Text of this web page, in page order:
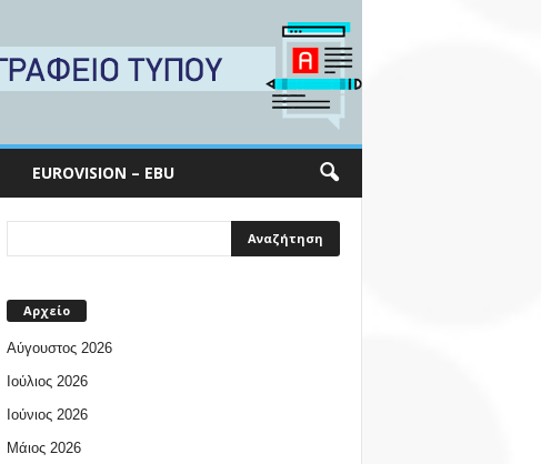
EUROVISION – EBU
Αρχείο
Αύγουστος 2026
Ιούλιος 2026
Ιούνιος 2026
Μάιος 2026